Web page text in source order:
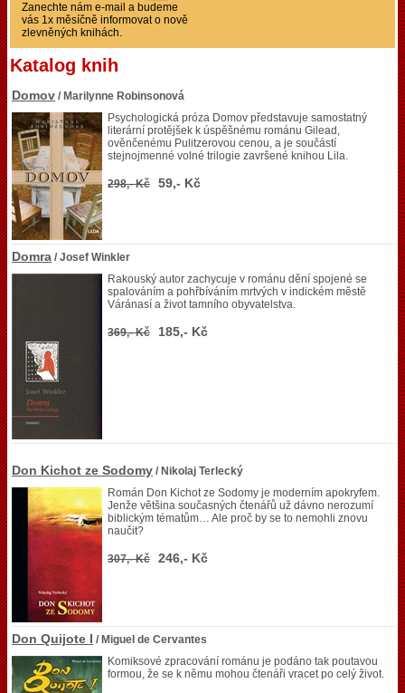
Zanechte nám e-mail a budeme
vás 1x měsíčně informovat o nově
zlevněných knihách.
Katalog knih
Domov / Marilynne Robinsonová
Psychologická próza Domov představuje samostatný
literární protějšek k úspěšnému románu Gilead,
ověnčenému Pulitzerovou cenou, a je součástí
stejnojmenné volné trilogie završené knihou Lila.
298,- Kč 59,- Kč
Domra / Josef Winkler
Rakouský autor zachycuje v románu dění spojené se
spalováním a pohřbíváním mrtvých v indickém městě
Váránasí a život tamního obyvatelstva.
369,- Kč 185,- Kč
Don Kichot ze Sodomy / Nikolaj Terlecký
Román Don Kichot ze Sodomy je moderním apokryfem.
Jenže většina současných čtenářů už dávno nerozumí
biblickým tématům… Ale proč by se to nemohli znovu
naučit?
307,- Kč 246,- Kč
Don Quijote I / Miguel de Cervantes
Komiksové zpracování románu je podáno tak poutavou
formou, že se k němu mohou čtenáři vracet po celý život.